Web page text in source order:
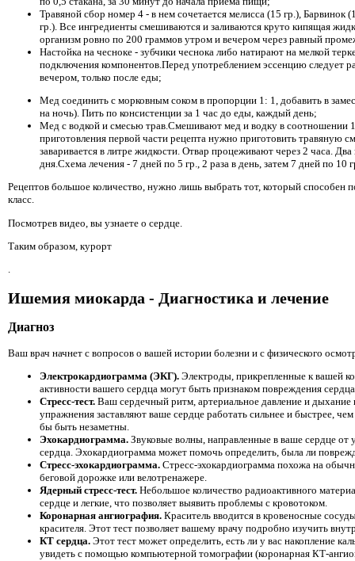
Травяной сбор номер 4 - в нем сочетается мелисса (15 гр.),
гр.). Все ингредиенты смешиваются и заливаются круто кипящая
организм ровно по 200 граммов утром и вечером через равный
Настойка на чесноке - зубчики чеснока либо натирают на мелкой
подключения компонентов.Перед употреблением эссенцию следует
вечером, только после еды;
Мед соединить с морковным соком в пропорции 1: 1, добавить в
на ночь). Пить по консистенции за 1 час до еды, каждый день;
Мед с водкой и смесью трав.Смешивают мед и водку в соотношении
приготовления первой части рецепта нужно приготовить травяную
заваривается в литре жидкости. Отвар процеживают через 2 часа.
дня.Схема лечения - 7 дней по 5 гр., 2 раза в день, затем 7 дней по
Рецептов большое количество, нужно лишь выбрать тот, который способен
класс.
Посмотрев видео, вы узнаете о сердце.
Таким образом, курорт
.
Ишемия миокарда - Диагностика и лечение
Диагноз
Ваш врач начнет с вопросов о вашей истории болезни и с физического
Электрокардиограмма (ЭКГ). Электроды, прикрепленные к вашей
активности вашего сердца могут быть признаком повреждения
Стресс-тест. Ваш сердечный ритм, артериальное давление и дыхание
упражнения заставляют ваше сердце работать сильнее и быстрее,
бы быть незаметны.
Эхокардиограмма. Звуковые волны, направленные в ваше сердце
сердца. Эхокардиограмма может помочь определить, была ли
Стресс-эхокардиограмма. Стресс-эхокардиограмма похожа на
беговой дорожке или велотренажере.
Ядерный стресс-тест. Небольшое количество радиоактивного
сердце и легкие, что позволяет выявить проблемы с кровотоком.
Коронарная ангиография. Краситель вводится в кровеносные
красителя. Этот тест позволяет вашему врачу подробно изучить
КТ сердца. Этот тест может определить, есть ли у вас накопление
увидеть с помощью компьютерной томографии (коронарная КТ-